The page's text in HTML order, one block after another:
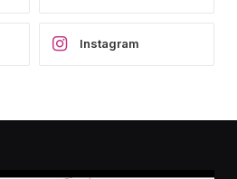
Instagram